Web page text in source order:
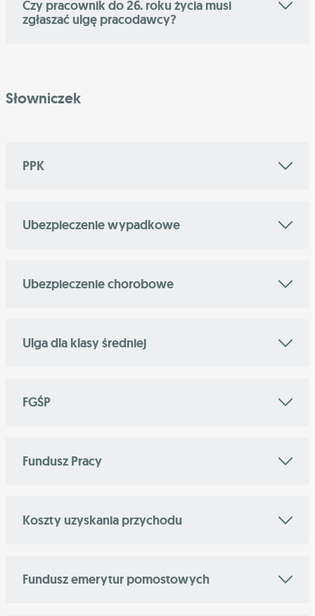
Czy pracownik do 26. roku życia musi
zgłaszać ulgę pracodawcy?
Słowniczek
PPK
Ubezpieczenie wypadkowe
Ubezpieczenie chorobowe
Ulga dla klasy średniej
FGŚP
Fundusz Pracy
Koszty uzyskania przychodu
Fundusz emerytur pomostowych